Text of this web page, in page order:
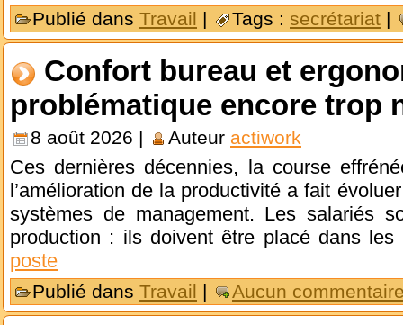
Publié dans Travail | Tags : secrétariat |
Confort bureau et
problématique encore trop
8 août 2026 | Auteur actiwork
Ces dernières décennies, la course
l’amélioration de la productivité a fait
systèmes de management. Les salariés
production : ils doivent être placé dans
poste
Publié dans Travail | Aucun